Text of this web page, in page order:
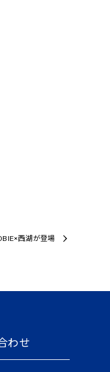
西湖が登場
わせ